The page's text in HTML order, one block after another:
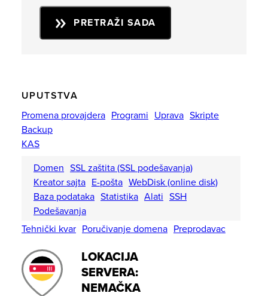
PRETRAŽI SADA
UPUTSTVA
Promena provajdera Programi Uprava Skripte
Backup
KAS
Domen SSL zaštita (SSL podešavanja)
Kreator sajta E-pošta WebDisk (online disk)
Baza podataka Statistika Alati SSH
Podešavanja
Tehnički kvar Poručivanje domena Preprodavac
LOKACIJA
SERVERA:
NEMAČKA